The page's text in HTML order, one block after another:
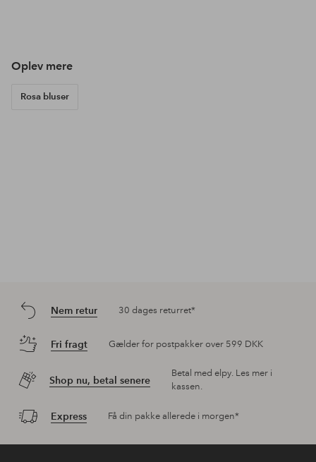
Oplev mere
Rosa bluser
Nem retur 30 dages returret*
Fri fragt Gælder for postpakker over 599 DKK
Shop nu, betal senere
Betal med elpy. Les mer i
kassen.
Express Få din pakke allerede i morgen*